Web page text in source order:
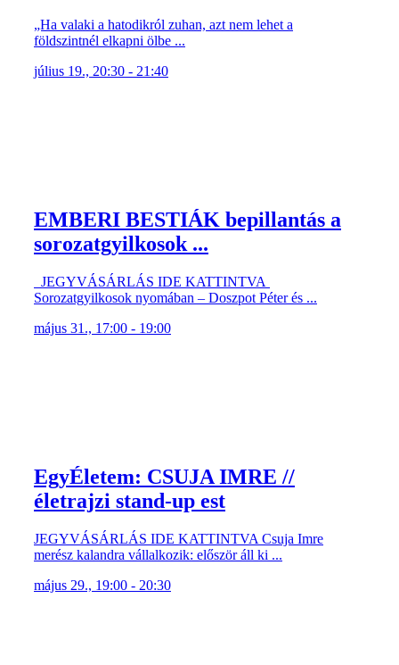
„Ha valaki a hatodikról zuhan, azt nem lehet a
földszintnél elkapni ölbe ...
július 19., 20:30 - 21:40
EMBERI BESTIÁK bepillantás a
sorozatgyilkosok ...
JEGYVÁSÁRLÁS IDE KATTINTVA
Sorozatgyilkosok nyomában – Doszpot Péter és ...
május 31., 17:00 - 19:00
EgyÉletem: CSUJA IMRE //
életrajzi stand-up est
JEGYVÁSÁRLÁS IDE KATTINTVA Csuja Imre
merész kalandra vállalkozik: először áll ki ...
május 29., 19:00 - 20:30